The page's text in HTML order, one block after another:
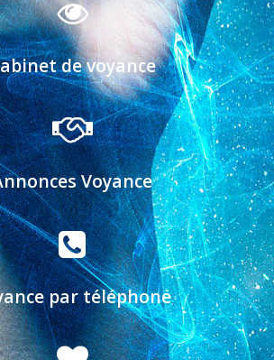
de voyance
Voyance
par téléphone